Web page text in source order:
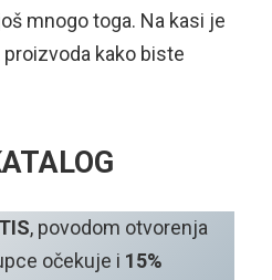
mnogo toga. Na kasi je
kako biste
, povodom otvorenja
očekuje i 15%